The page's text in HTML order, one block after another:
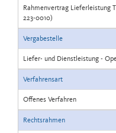
Rahmenvertrag Lieferleistung
223-0010)
Vergabestelle
Liefer- und Dienstleistung -
Verfahrensart
Offenes Verfahren
Rechtsrahmen